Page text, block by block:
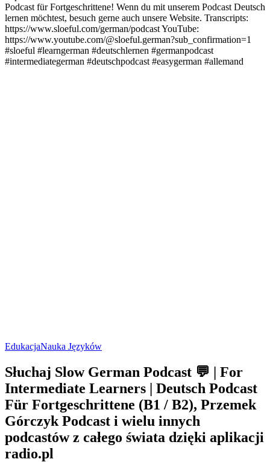
Podcast für Fortgeschrittene! Wenn du mit unserem Podcast Deutsch
lernen möchtest, besuch gerne auch unsere Website. Transcripts:
https://www.sloeful.com/german/podcast YouTube:
https://www.youtube.com/@sloeful.german?sub_confirmation=1
#sloeful #learngerman #deutschlernen #germanpodcast
#intermediategerman #deutschpodcast #easygerman #allemand
EdukacjaNauka Języków
Słuchaj Slow German Podcast 💬 | For
Intermediate Learners | Deutsch Podcast
Für Fortgeschrittene (B1 / B2), Przemek
Górczyk Podcast i wielu innych
podcastów z całego świata dzięki aplikacji
radio.pl